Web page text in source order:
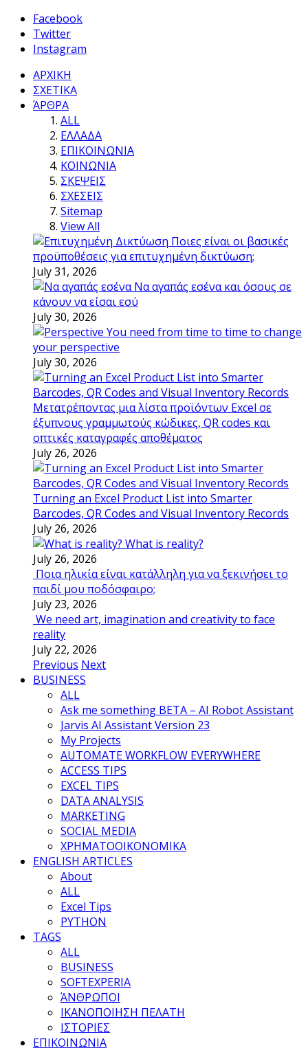
Facebook
Twitter
Instagram
ΑΡΧΙΚΗ
ΣΧΕΤΙΚΑ
ΆΡΘΡΑ
ALL
ΕΛΛΑΔΑ
ΕΠΙΚΟΙΝΩΝΙΑ
ΚΟΙΝΩΝΙΑ
ΣΚΕΨΕΙΣ
ΣΧΕΣΕΙΣ
Sitemap
View All
Ποιες είναι οι βασικές
προϋποθέσεις για επιτυχημένη δικτύωση;
July 31, 2026
Να αγαπάς εσένα και όσους σε
κάνουν να είσαι εσύ
July 30, 2026
You need from time to time to change
your perspective
July 30, 2026
Μετατρέποντας μια λίστα προϊόντων Excel σε
έξυπνους γραμμωτούς κώδικες, QR codes και
οπτικές καταγραφές αποθέματος
July 26, 2026
Turning an Excel Product List into Smarter
Barcodes, QR Codes and Visual Inventory Records
July 26, 2026
What is reality?
July 26, 2026
Ποια ηλικία είναι κατάλληλη για να ξεκινήσει το
παιδί μου ποδόσφαιρο;
July 23, 2026
We need art, imagination and creativity to face
reality
July 22, 2026
Previous Next
BUSINESS
ALL
Ask me something BETA – AI Robot Assistant
Jarvis AI Assistant Version 23
My Projects
AUTOMATE WORKFLOW EVERYWHERE
ACCESS TIPS
EXCEL TIPS
DATA ANALYSIS
MARKETING
SOCIAL MEDIA
ΧΡΗΜΑΤΟΟΙΚΟΝΟΜΙΚΑ
ENGLISH ARTICLES
About
ALL
Excel Tips
PYTHON
TAGS
ALL
BUSINESS
SOFTEXPERIA
ΆΝΘΡΩΠΟΙ
ΙΚΑΝΟΠΟΙΗΣΗ ΠΕΛΑΤΗ
ΙΣΤΟΡΙΕΣ
ΕΠΙΚΟΙΝΩΝΙΑ